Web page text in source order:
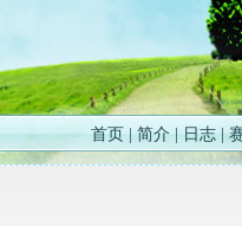
首页 |简介| 日志|